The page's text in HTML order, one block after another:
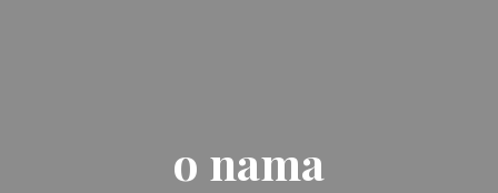
o nama